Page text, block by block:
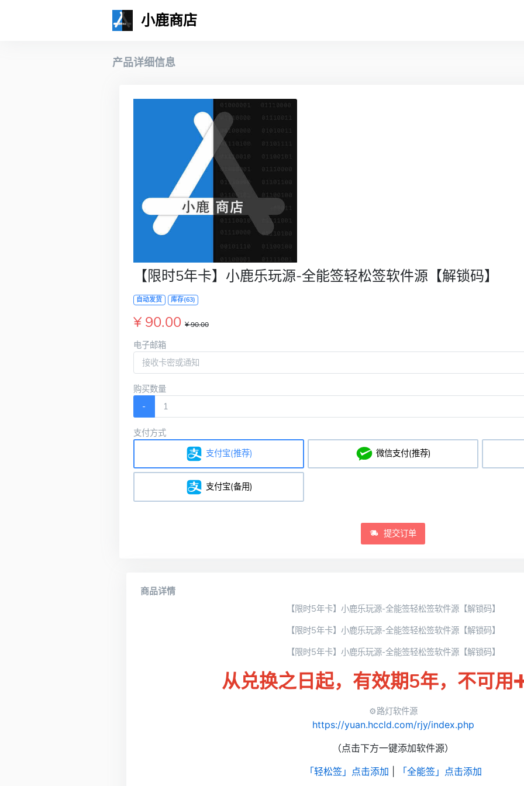
小鹿商店
产品详细信息
【限时5年卡】小鹿乐玩源-全能签轻松签软件源【解锁码】
自动发货 库存(63)
¥ 90.00 ¥ 90.00
电子邮箱
购买数量
-
支付方式
支付宝(推荐)
微信支付(推荐)
支付宝(备用)
提交订单
商品详情
【限时5年卡】小鹿乐玩源-全能签轻松签软件源【解锁码】
【限时5年卡】小鹿乐玩源-全能签轻松签软件源【解锁码】
【限时5年卡】小鹿乐玩源-全能签轻松签软件源【解锁码】
从兑换之日起，有效期5年，不可用
⚙️路灯软件源
https://yuan.hccld.com/rjy/index.php
（点击下方一键添加软件源）
「轻松签」点击添加
「全能签」点击添加